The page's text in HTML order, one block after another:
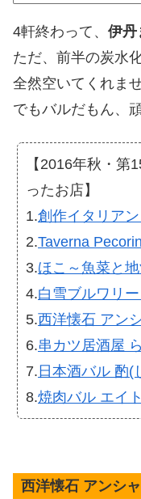
4軒終わって、 伊丹
ただ、前半の炭水
全然空いてくれま
でもバルだもん、
【2016年秋・第
ったお店】
1.創作イタリア
2.Taverna
3.ほこ～魚菜と地
4.白雪ブルワリ
5.西洋懐石 アン
6.串カツ居酒屋
7. 日本酒バル 酌(
8.焼肉バル エイ
西洋懐石 アンシ